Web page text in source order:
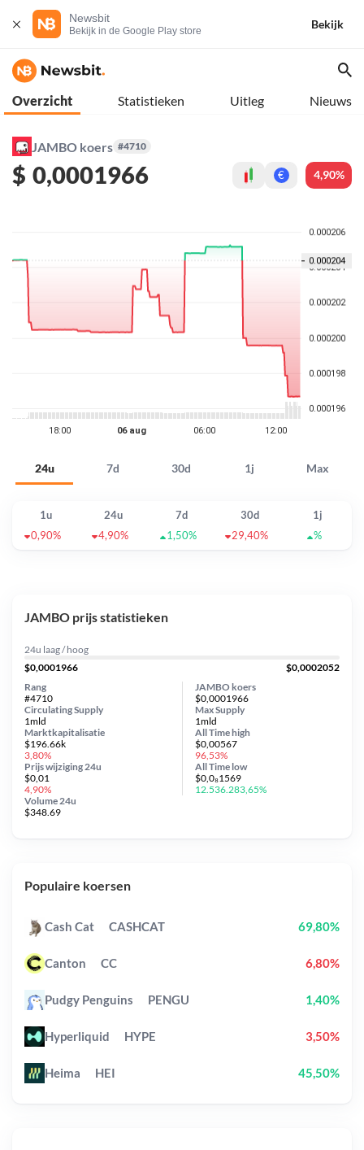
Newsbit
Bekijk in de Google Play store
Bekijk
Overzicht Statistieken Uitleg Nieuws
JAMBO koers #4710
$ 0,0001966 € 4,90%
24u 7d 30d 1j Max
1u 24u 7d 30d
1j
0,90%
4,90% 1,50% 29,40% %
JAMBO prijs statistieken
24u laag / hoog
$0,0001966
$0,0002052
JAMBO koers
$0,0001966
Circulating Supply
1mld
Prijs wijziging 24u
$0,01
4,90%
Max Supply
1mld
Marktkapitalisatie
$196.66k
3,80%
Volume 24u
$348.69
Rang
#4710
All Timehigh
$0,00567
96,53%
All Time low
$0,0₈1569
12.536.283,65%
Populaire koersen
Cash Cat CASHCAT 69,80%
Canton CC 6,80%
Pudgy Penguins PENGU 1,40%
Hyperliquid HYPE 3,50%
Heima HEI 45,50%